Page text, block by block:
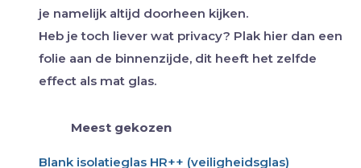
je namelijk altijd doorheen kijken.
Heb je toch liever wat privacy? Plak hier dan een
folie aan de binnenzijde, dit heeft het zelfde
effect als mat glas.
Meest gekozen
Blank isolatieglas HR++ (veiligheidsglas)